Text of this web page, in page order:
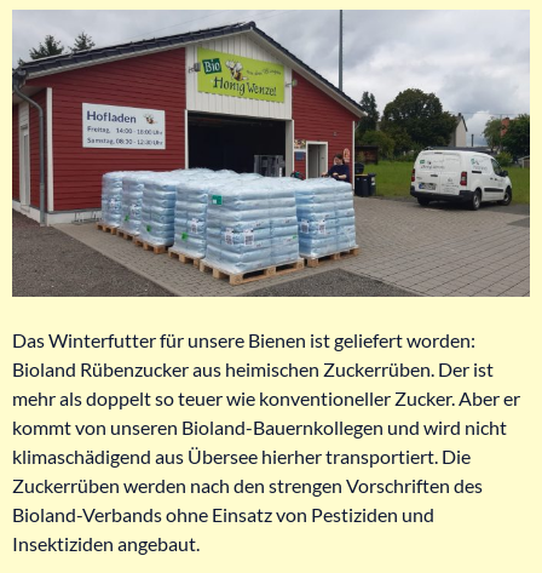
Das Winterfutter für unsere Bienen ist geliefert worden:
Bioland Rübenzucker aus heimischen Zuckerrüben. Der ist
mehr als doppelt so teuer wie konventioneller Zucker. Aber er
kommt von unseren Bioland-Bauernkollegen und wird nicht
klimaschädigend aus Übersee hierher transportiert. Die
Zuckerrüben werden nach den strengen Vorschriften des
Bioland-Verbands ohne Einsatz von Pestiziden und
Insektiziden angebaut.